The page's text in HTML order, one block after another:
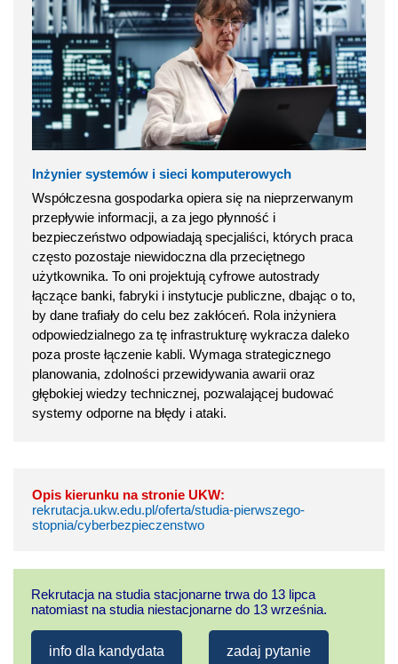
Inżynier systemów i sieci komputerowych
Współczesna gospodarka opiera się na nieprzerwanym
przepływie informacji, a za jego płynność i
bezpieczeństwo odpowiadają specjaliści, których praca
często pozostaje niewidoczna dla przeciętnego
użytkownika. To oni projektują cyfrowe autostrady
łączące banki, fabryki i instytucje publiczne, dbając o to,
by dane trafiały do celu bez zakłóceń. Rola inżyniera
odpowiedzialnego za tę infrastrukturę wykracza daleko
poza proste łączenie kabli. Wymaga strategicznego
planowania, zdolności przewidywania awarii oraz
głębokiej wiedzy technicznej, pozwalającej budować
systemy odporne na błędy i ataki.
Opis kierunku na stronie UKW:
rekrutacja.ukw.edu.pl/oferta/studia-pierwszego-
stopnia/cyberbezpieczenstwo
Rekrutacja na studia stacjonarne trwa do 13 lipca
natomiast na studia niestacjonarne do 13 września.
info dla kandydata zadaj pytanie